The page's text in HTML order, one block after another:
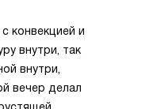
конвекцией и
внутри, так
внутри,
вечер делал